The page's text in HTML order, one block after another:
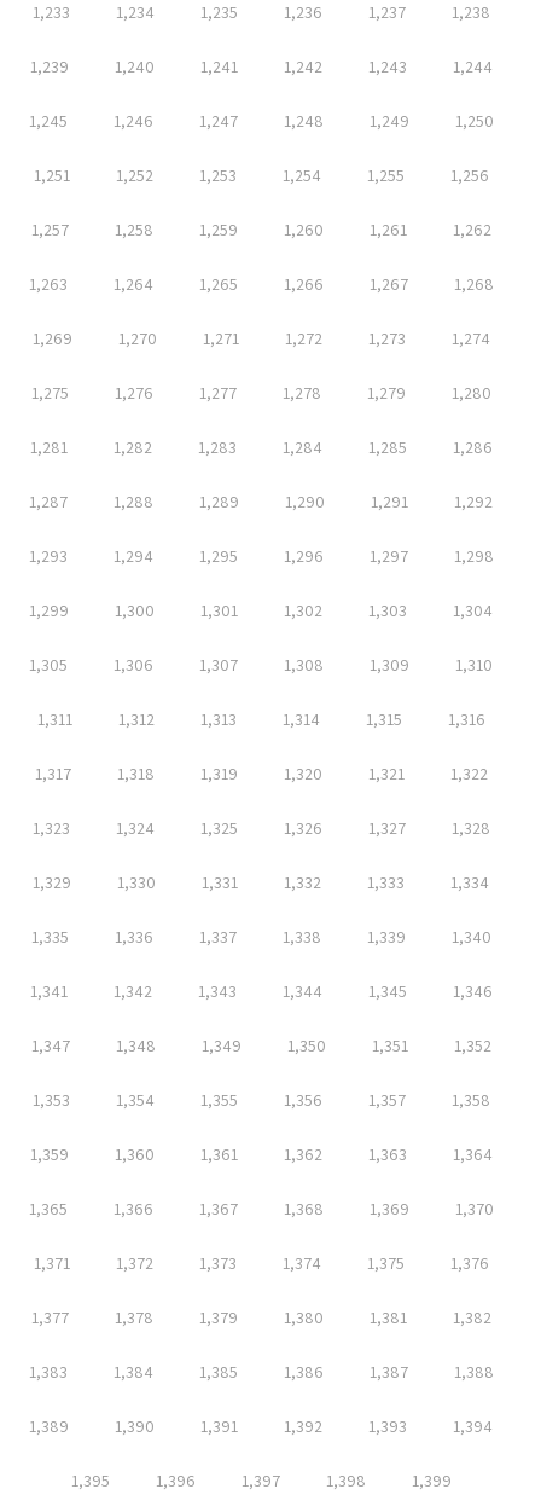
1,233 1,234 1,235 1,236 1,237 1,238
1,239 1,240 1,241 1,242 1,243 1,244
1,245 1,246 1,247 1,248 1,249 1,250
1,251 1,252 1,253 1,254 1,255 1,256
1,257 1,258 1,259 1,260 1,261 1,262
1,263 1,264 1,265 1,266 1,267 1,268
1,269 1,270 1,271 1,272 1,273 1,274
1,275 1,276 1,277 1,278 1,279 1,280
1,281 1,282 1,283 1,284 1,285 1,286
1,287 1,288 1,289 1,290 1,291 1,292
1,293 1,294 1,295 1,296 1,297 1,298
1,299 1,300 1,301 1,302 1,303 1,304
1,305 1,306 1,307 1,308 1,309 1,310
1,311 1,312 1,313 1,314 1,315 1,316
1,317 1,318 1,319 1,320 1,321 1,322
1,323 1,324 1,325 1,326 1,327 1,328
1,329 1,330 1,331 1,332 1,333 1,334
1,335 1,336 1,337 1,338 1,339 1,340
1,341 1,342 1,343 1,344 1,345 1,346
1,347 1,348 1,349 1,350 1,351 1,352
1,353 1,354 1,355 1,356 1,357 1,358
1,359 1,360 1,361 1,362 1,363 1,364
1,365 1,366 1,367 1,368 1,369 1,370
1,371 1,372 1,373 1,374 1,375 1,376
1,377 1,378 1,379 1,380 1,381 1,382
1,383 1,384 1,385 1,386 1,387 1,388
1,389 1,390 1,391 1,392 1,393 1,394
1,395 1,396 1,397 1,398 1,399